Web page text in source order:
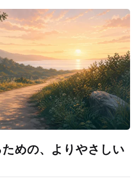
めの、よりやさしい